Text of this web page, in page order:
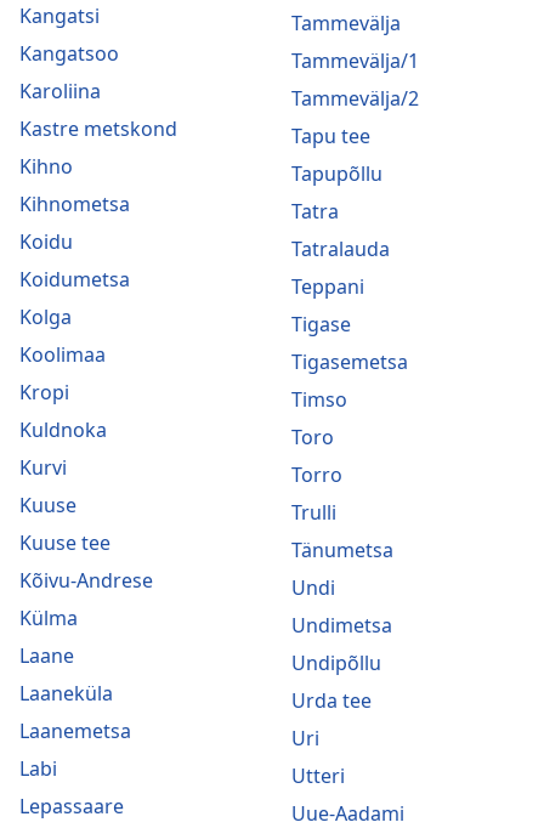
Kangatsi
Kangatsoo
Karoliina
Kastre metskond
Kihno
Kihnometsa
Koidu
Koidumetsa
Kolga
Koolimaa
Kropi
Kuldnoka
Kurvi
Kuuse
Kuuse tee
Kõivu-Andrese
Külma
Laane
Laaneküla
Laanemetsa
Labi
Lepassaare
Tammevälja
Tammevälja/1
Tammevälja/2
Tapu tee
Tapupõllu
Tatra
Tatralauda
Teppani
Tigase
Tigasemetsa
Timso
Toro
Torro
Trulli
Tänumetsa
Undi
Undimetsa
Undipõllu
Urda tee
Uri
Utteri
Uue-Aadami